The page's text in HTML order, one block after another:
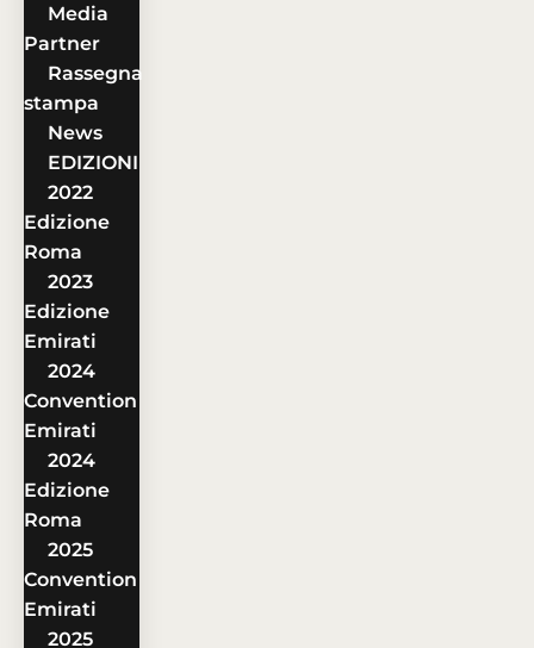
Media
Partner
Rassegna
stampa
News
EDIZIONI
2022
Edizione
Roma
2023
Edizione
Emirati
2024
Convention
Emirati
2024
Edizione
Roma
2025
Convention
Emirati
2025